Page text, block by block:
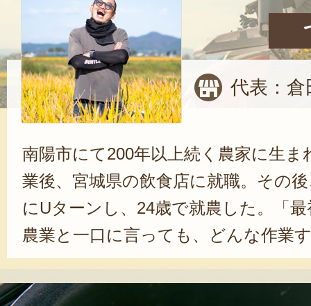
代表：倉
南陽市にて200年以上続く農家に生ま
業後、宮城県の飲食店に就職。その
にUターンし、24歳で就農した。「
農業と一口に言っても、どんな作業
使い方が全然違うんです。慣れるま
ましたね」と、振り返る倉田さん。